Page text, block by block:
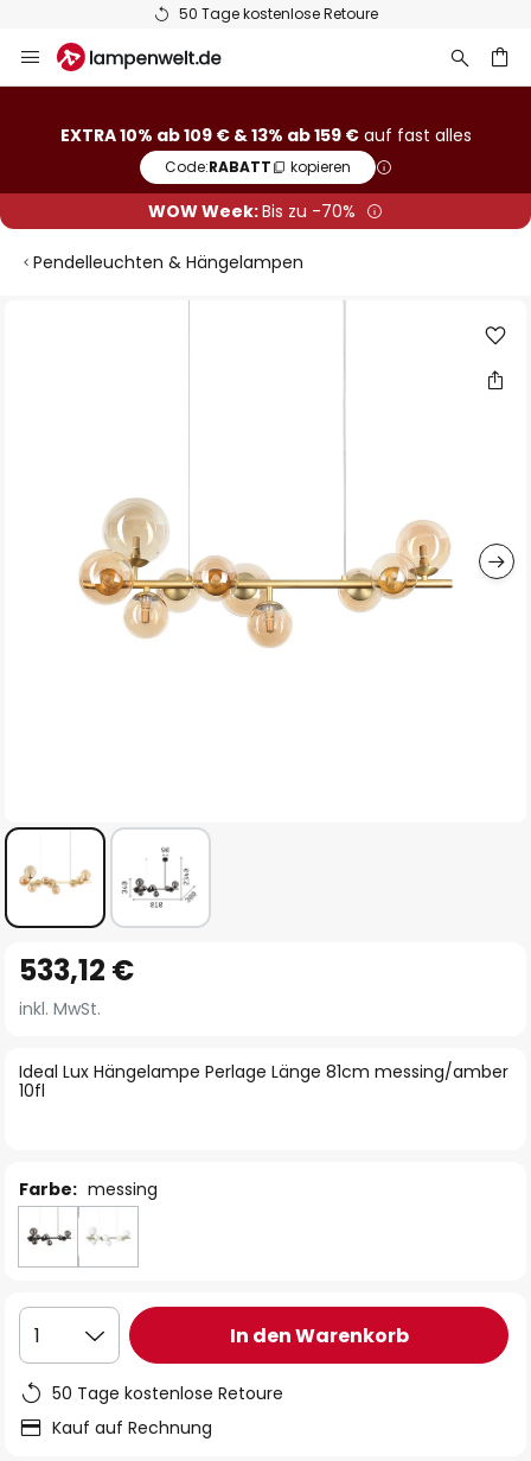
50 Tage kostenlose Retoure
Inhalt
EXTRA 10% ab 109 € & 13% ab 159 €auf fast alles
Code:RABATT kopieren
WOW Week:Bis zu -70%
Pendelleuchten & Hängelampen
Anfang
der
springen
Ideal Lux Hängelampe Perlage Länge 81cm messing/amber
10fl
533,12 €
inkl. MwSt.
Farbe: messing
1 In den Warenkorb
50 Tage kostenlose Retoure
Kauf auf Rechnung